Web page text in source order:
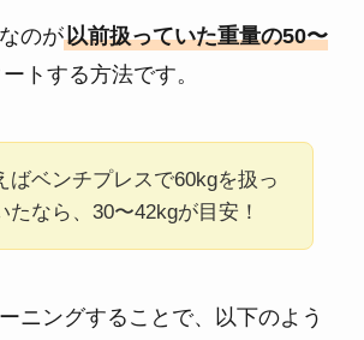
のが以前扱っていた重量の50〜
トする方法です。
ばベンチプレスで60kgを扱っ
たなら、30〜42kgが目安！
ニングすることで、以下のよう